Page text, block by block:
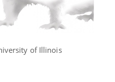
of Illinois